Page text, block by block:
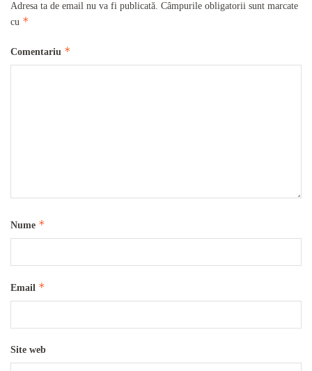
Adresa ta de email nu va fi publicată. Câmpurile obligatorii sunt marcate
cu *
Comentariu *
Nume *
Email *
Site web